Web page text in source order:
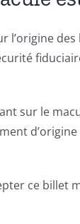
sur le
ce